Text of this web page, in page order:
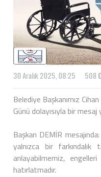
30 Aralık 2025, 08:25 508
Belediye Başkanımız
Günü dolayısıyla bir mesaj
Başkan DEMİR
yalnızca bir
anlayabilmemiz,
hatırlatmadır.